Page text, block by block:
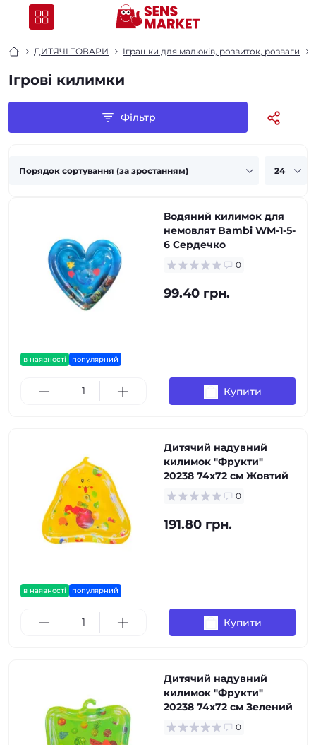
ДИТЯЧІ ТОВАРИ Іграшки для малюків, розвиток, розваги
Ігрові килимки
Фільтр
в наявності популярний
Водяний килимок для
немовлят Bambi WM-1-5-
6 Сердечко
0
99.40 грн.
Купити
в наявності популярний
Дитячий надувний
килимок "Фрукти"
20238 74х72 см Жовтий
0
191.80 грн.
Купити
Дитячий надувний
килимок "Фрукти"
20238 74х72 см Зелений
0